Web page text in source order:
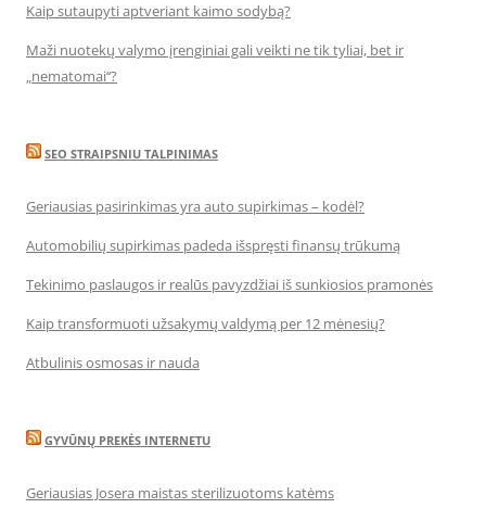
Kaip sutaupyti aptveriant kaimo sodybą?
Maži nuotekų valymo įrenginiai gali veikti ne tik tyliai, bet ir
„nematomai‘‘?
SEO STRAIPSNIU TALPINIMAS
Geriausias pasirinkimas yra auto supirkimas – kodėl?
Automobilių supirkimas padeda išspręsti finansų trūkumą
Tekinimo paslaugos ir realūs pavyzdžiai iš sunkiosios pramonės
Kaip transformuoti užsakymų valdymą per 12 mėnesių?
Atbulinis osmosas ir nauda
GYVŪNŲ PREKĖS INTERNETU
Geriausias Josera maistas sterilizuotoms katėms